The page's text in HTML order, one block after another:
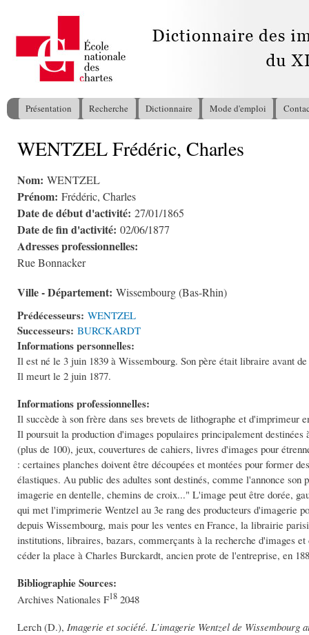
Menu principal
Présentation Recherche Dictionnaire Mode d'emploi
Vous êtes ici
WENTZEL Frédéric, Charles
Nom: WENTZEL
Prénom: Frédéric, Charles
Date de début d'activité: 27/01/1865
Date de fin d'activité: 02/06/1877
Adresses professionnelles:
Rue Bonnacker
Ville - Département: Wissembourg (Bas-Rhin)
Prédécesseurs: WENTZEL
Successeurs: BURCKARDT
Informations personnelles:
Il est né le 3 juin 1839 à Wissembourg. Son père était libraire avant
Il meurt le 2 juin 1877.
Informations professionnelles:
Il succède à son frère dans ses brevets de lithographe et d'imprimeur
Il poursuit la production d'images populaires principalement
(plus de 100), jeux, couvertures de cahiers, livres d'images pour
: certaines planches doivent être découpées et montées pour former
élastiques. Au public des adultes sont destinés, comme l'annonce
imagerie en dentelle, chemins de croix..." L'image peut être dorée,
qui met l'imprimerie Wentzel au 3e rang des producteurs d'imagerie
depuis Wissembourg, mais pour les ventes en France, la librairie
institutions, libraires, bazars, commerçants à la recherche d'images
céder la place à Charles Burckardt, ancien prote de l'entreprise, en
Bibliographie Sources:
Archives Nationales F18 2048
Lerch (D.), Imagerie et société. L’imagerie Wentzel de Wissembourg